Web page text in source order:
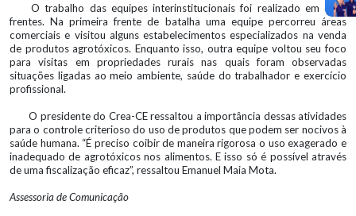
O trabalho das equipes interinstitucionais foi realizado em duas
frentes. Na primeira frente de batalha uma equipe percorreu áreas
comerciais e visitou alguns estabelecimentos especializados na venda
de produtos agrotóxicos. Enquanto isso, outra equipe voltou seu foco
para visitas em propriedades rurais nas quais foram observadas
situações ligadas ao meio ambiente, saúde do trabalhador e exercício
profissional.
O presidente do Crea-CE ressaltou a importância dessas atividades
para o controle criterioso do uso de produtos que podem ser nocivos à
saúde humana. “É preciso coibir de maneira rigorosa o uso exagerado e
inadequado de agrotóxicos nos alimentos. E isso só é possível através
de uma fiscalização eficaz”, ressaltou Emanuel Maia Mota.
Assessoria de Comunicação